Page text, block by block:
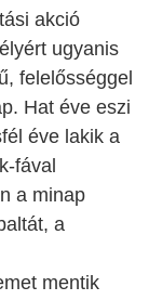
akció
ugyanis
felelősséggel
Hat éve eszi
éve lakik a
fával
a minap
a
mentik